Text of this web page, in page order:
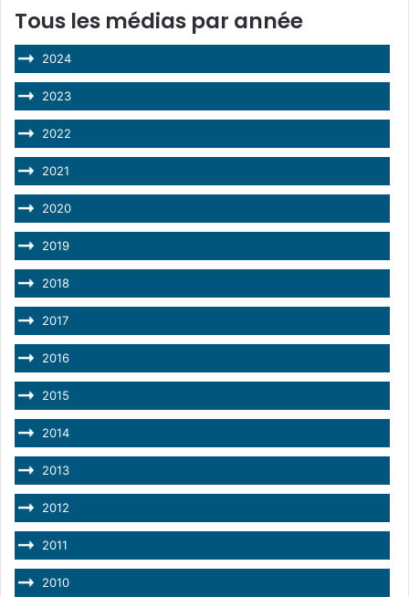
Tous les médias par année
2024
2023
2022
2021
2020
2019
2018
2017
2016
2015
2014
2013
2012
2011
2010